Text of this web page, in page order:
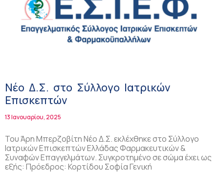
Νέο Δ.Σ. στο Σύλλογο Ιατρικών
Επισκεπτών
13 Ιανουαρίου, 2025
Του Άρη Μπερζοβίτη Νέο Δ.Σ. εκλέχθηκε στο Σύλλογο
Ιατρικών Επισκεπτών Ελλάδας Φαρμακευτικών &
Συναφών Επαγγελμάτων. Συγκροτημένο σε σώμα έχει ως
εξής: Πρόεδρος: Κορτίδου Σοφία Γενική